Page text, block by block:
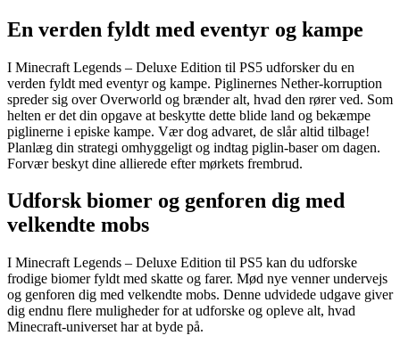
En verden fyldt med eventyr og kampe
I Minecraft Legends – Deluxe Edition til PS5 udforsker du en
verden fyldt med eventyr og kampe. Piglinernes Nether-korruption
spreder sig over Overworld og brænder alt, hvad den rører ved. Som
helten er det din opgave at beskytte dette blide land og bekæmpe
piglinerne i episke kampe. Vær dog advaret, de slår altid tilbage!
Planlæg din strategi omhyggeligt og indtag piglin-baser om dagen.
Forvær beskyt dine allierede efter mørkets frembrud.
Udforsk biomer og genforen dig med
velkendte mobs
I Minecraft Legends – Deluxe Edition til PS5 kan du udforske
frodige biomer fyldt med skatte og farer. Mød nye venner undervejs
og genforen dig med velkendte mobs. Denne udvidede udgave giver
dig endnu flere muligheder for at udforske og opleve alt, hvad
Minecraft-universet har at byde på.